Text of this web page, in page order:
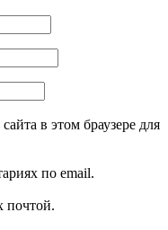
в этом браузере для
по email.
почтой.